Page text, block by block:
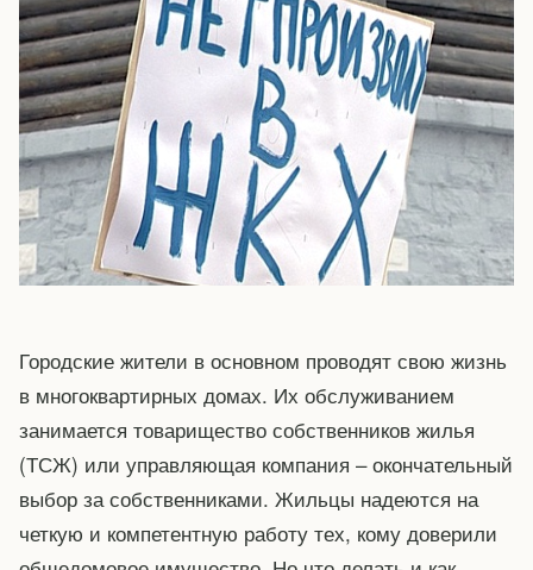
Городские жители в основном проводят свою жизнь
в многоквартирных домах. Их обслуживанием
занимается товарищество собственников жилья
(ТСЖ) или управляющая компания – окончательный
выбор за собственниками. Жильцы надеются на
четкую и компетентную работу тех, кому доверили